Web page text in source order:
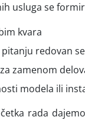
usluga se
kvara
pitanju redovan
zamenom
modela ili
rada